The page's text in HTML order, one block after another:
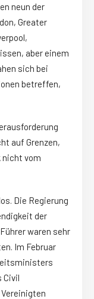
neun der
Greater
aber einem
sich bei
betreffen,
auf Grenzen,
nicht vom
Die Regierung
der
waren sehr
Im Februar
Civil